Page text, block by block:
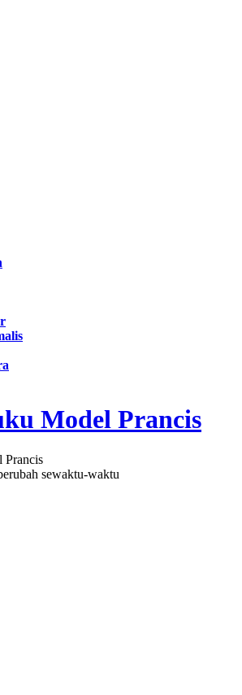
Model Prancis
sewaktu-waktu